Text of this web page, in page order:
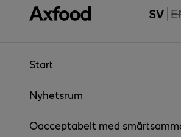
Gå direkt till innehåll SV
Start
Nyhetsrum
Oacceptabelt med